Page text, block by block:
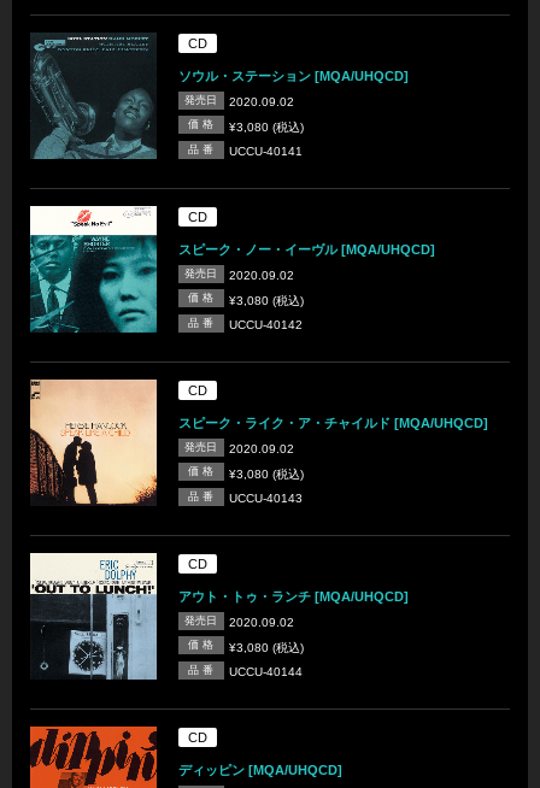
CD
ソウル・ステーション [MQA/UHQCD]
発売日 2020.09.02
価 格 ¥3,080 (税込)
品 番 UCCU-40141
CD
スピーク・ノー・イーヴル [MQA/UHQCD]
発売日 2020.09.02
価 格 ¥3,080 (税込)
品 番 UCCU-40142
CD
スピーク・ライク・ア・チャイルド [MQA/UHQCD]
発売日 2020.09.02
価 格 ¥3,080 (税込)
品 番 UCCU-40143
CD
アウト・トゥ・ランチ [MQA/UHQCD]
発売日 2020.09.02
価 格 ¥3,080 (税込)
品 番 UCCU-40144
CD
ディッピン [MQA/UHQCD]